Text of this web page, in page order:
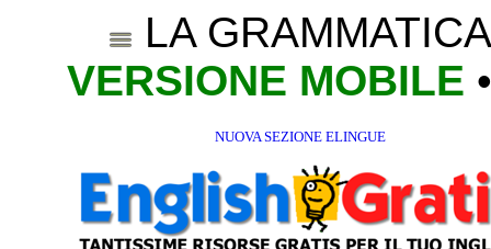
LA
VERSIONE MOBILE
NUOVA SEZIONE ELINGUE